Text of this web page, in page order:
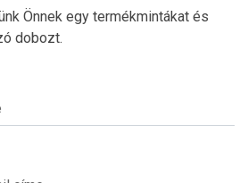
Önnek egy termékmintákat és
dobozt.